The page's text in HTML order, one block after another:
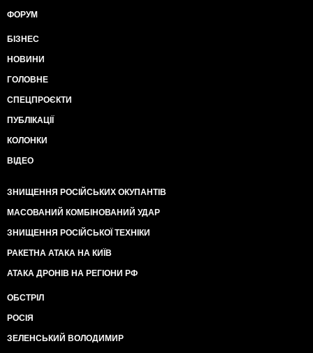
ФОРУМ
БІЗНЕС
НОВИНИ
ГОЛОВНЕ
СПЕЦПРОЄКТИ
ПУБЛІКАЦІЇ
КОЛОНКИ
ВІДЕО
ЗНИЩЕННЯ РОСІЙСЬКИХ ОКУПАНТІВ
МАСОВАНИЙ КОМБІНОВАНИЙ УДАР
ЗНИЩЕННЯ РОСІЙСЬКОЇ ТЕХНІКИ
РАКЕТНА АТАКА НА КИЇВ
АТАКА ДРОНІВ НА РЕГІОНИ РФ
ОБСТРІЛ
РОСІЯ
ЗЕЛЕНСЬКИЙ ВОЛОДИМИР